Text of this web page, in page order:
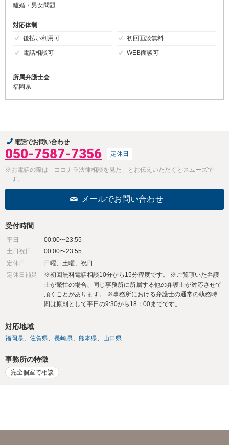
離婚・男女問題
対応体制
後払い利用可
初回面談無料
電話相談可
WEB面談可
所属弁護士会
福岡県
電話でお問い合わせ
050-7587-7356 定休日
※お電話の際は「ココナラ法律相談を見た」とお伝えいただくとスムーズで
す。
メールでお問い合わせ
受付時間
平日
00:00〜23:55
土日祝日
00:00〜23:55
定休日
日曜、土曜、祝日
定休日補足
※初回無料電話相談10分から15分程度です。 ※ご覧頂いた弁護
士が繁忙の場合、同じ事務所に所属する他の弁護士が対応させて
頂くことがあります。 ※事務所における弁護士の通常の執務時
間は原則として平日の9:30から18：00までです。
対応地域
福岡県 佐賀県 長崎県 熊本県 山口県
事務所の特徴
完全個室で相談